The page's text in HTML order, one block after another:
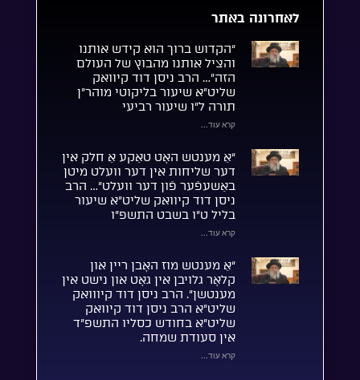
לאחרונה באתר
“הקדוש ברוך הוא קידש אותנו
והציל אותנו מהבוץ של העולם
הזה”… הרב ניסן דוד קיוואק
שליט”א שיעור בליקוטי מוהר”ן
תורה ל”ו שיעור רביעי
קרא עוד...
“אַ מענטש האָט טאַקע אַ חלק אין
דער שליחות אין דער וועלט מיטן
באַשעפֿער פֿון דער וועלט”… הרב
ניסן דוד קיוואק שליט”א שיעור
בליל ט”ו בשבט התשפ”ו
קרא עוד...
“אַ מענטש מוז האָבן ריין און
קלאָר גלויבן אין גאָט און נישט אין
מענטשן”. הרב ניסן דוד קיווואק
שליט”א הרב ניסן דוד קיוואק
שליט”א בחודש כסליו התשפ”ד
אין סעודת שמחה.
קרא עוד...